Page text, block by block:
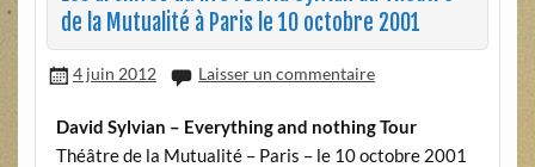
de la Mutualité à Paris le 10 octobre 2001
4 juin 2012 Laisser un commentaire
David Sylvian – Everything and nothing Tour
Théâtre de la Mutualité – Paris – le 10 octobre 2001